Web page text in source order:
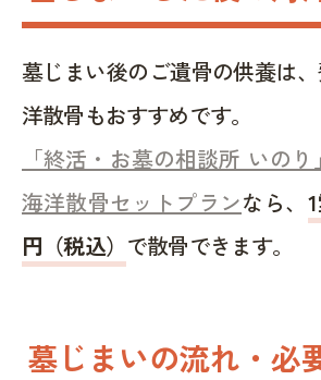
墓じまい後のご遺骨の供養は
洋散骨もおすすめです。
「終活・お墓の相談所 いの
海洋散骨セットプランなら、
円（税込） で散骨できます。
墓じまいの流れ・必